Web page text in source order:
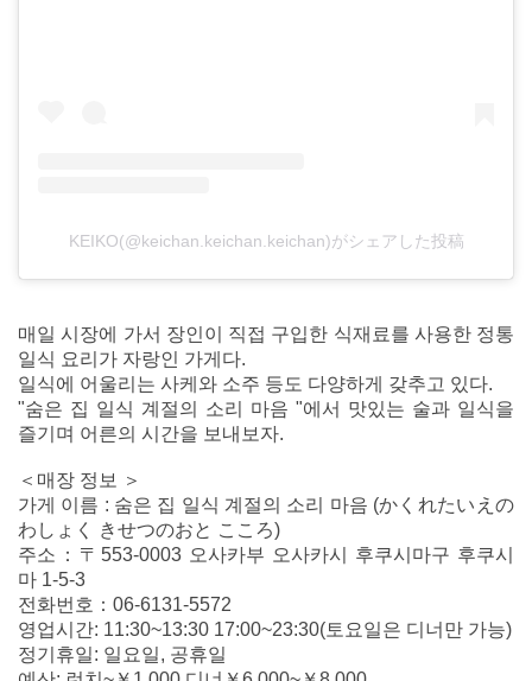
KEIKO(@keichan.keichan.keichan)がシェアした投稿
매일 시장에 가서 장인이 직접 구입한 식재료를 사용한 정통
일식 요리가 자랑인 가게다.
일식에 어울리는 사케와 소주 등도 다양하게 갖추고 있다.
"숨은 집 일식 계절의 소리 마음 "에서 맛있는 술과 일식을
즐기며 어른의 시간을 보내보자.
＜매장 정보 ＞
가게 이름 : 숨은 집 일식 계절의 소리 마음 (かくれたいえの
わしょく きせつのおと こころ)
주소：〒553-0003 오사카부 오사카시 후쿠시마구 후쿠시
마 1-5-3
전화번호：06-6131-5572
영업시간: 11:30~13:30 17:00~23:30(토요일은 디너만 가능)
정기휴일: 일요일, 공휴일